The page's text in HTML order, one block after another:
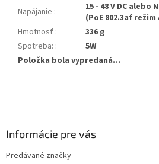
Napájanie :
15 - 48 V DC
(PoE 802.3af režim
Hmotnosť :
336 g
Spotreba: :
5W
Položka bola vypredaná…
Informácie pre vás
Predávané značky